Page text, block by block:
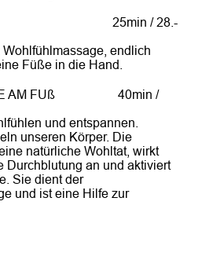
25min / 28.-
endlich
Füße in die Hand.
AM FUß 40min /
und entspannen.
unseren Körper. Die
natürliche Wohltat, wirkt
Durchblutung an und aktiviert
Sie dient der
und ist eine Hilfe zur